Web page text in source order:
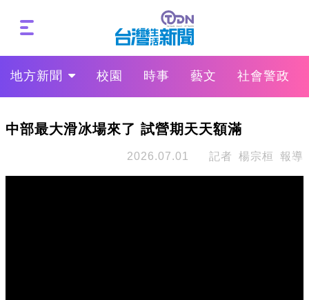
地方新聞 校園 時事 藝文 社會警政
中部最大滑冰場來了 試營期天天額滿
2026.07.01 記者 楊宗桓 報導